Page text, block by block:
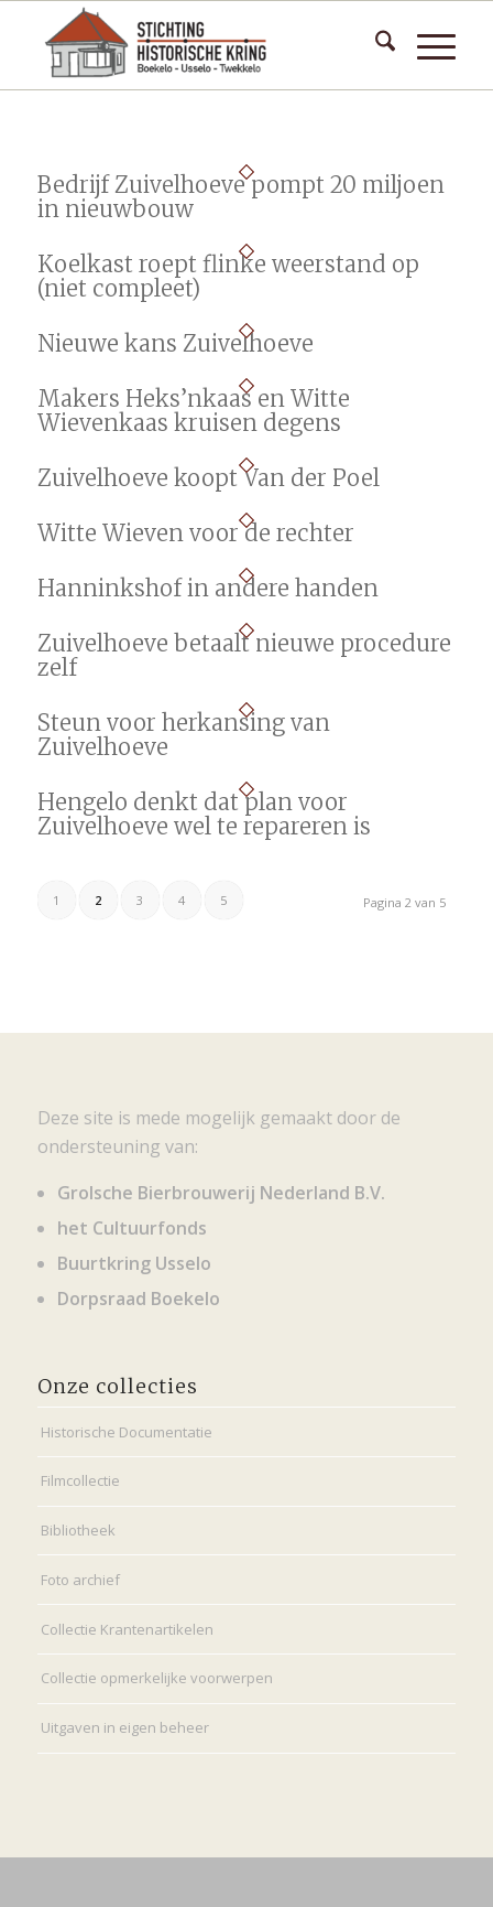
Bedrijf Zuivelhoeve pompt 20 miljoen
in nieuwbouw
Koelkast roept flinke weerstand op
(niet compleet)
Nieuwe kans Zuivelhoeve
Makers Heks’nkaas en Witte
Wievenkaas kruisen degens
Zuivelhoeve koopt Van der Poel
Witte Wieven voor de rechter
Hanninkshof in andere handen
Zuivelhoeve betaalt nieuwe procedure
zelf
Steun voor herkansing van
Zuivelhoeve
Hengelo denkt dat plan voor
Zuivelhoeve wel te repareren is
Pagina 2 van 5
1 2 3 4 5
Deze site is mede mogelijk gemaakt door de
ondersteuning van:
Grolsche Bierbrouwerij Nederland B.V.
het Cultuurfonds
Buurtkring Usselo
Dorpsraad Boekelo
Onze collecties
Historische Documentatie
Filmcollectie
Bibliotheek
Foto archief
Collectie Krantenartikelen
Collectie opmerkelijke voorwerpen
Uitgaven in eigen beheer